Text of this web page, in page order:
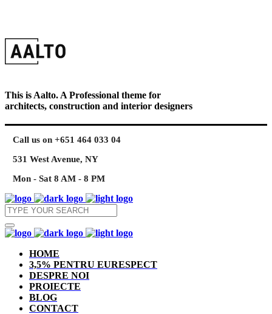
This is Aalto. A Professional theme for
architects, construction and interior designers
Call us on +651 464 033 04
531 West Avenue, NY
Mon - Sat 8 AM - 8 PM
HOME
3,5% PENTRU EURESPECT
DESPRE NOI
PROIECTE
BLOG
CONTACT